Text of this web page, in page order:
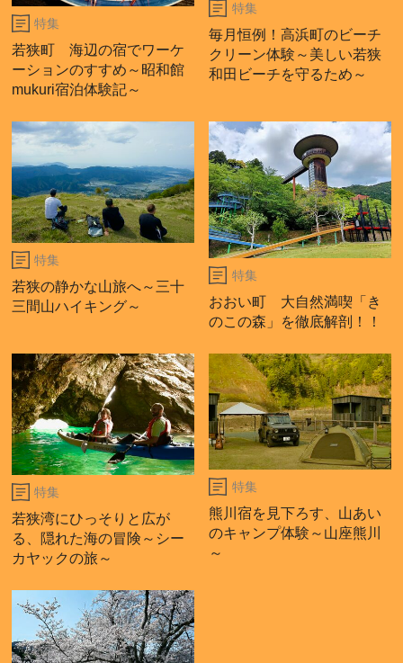
特集
若狭町 海辺の宿でワーケ
ーションのすすめ～昭和館
mukuri宿泊体験記～
特集
毎月恒例！高浜町のビーチ
クリーン体験～美しい若狭
和田ビーチを守るため～
特集
若狭の静かな山旅へ～三十
三間山ハイキング～
特集
おおい町 大自然満喫「き
のこの森」を徹底解剖！！
特集
若狭湾にひっそりと広が
る、隠れた海の冒険～シー
カヤックの旅～
特集
熊川宿を見下ろす、山あい
のキャンプ体験～山座熊川
～